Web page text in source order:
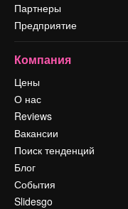
Партнеры
Предприятие
Компания
Цены
О нас
Reviews
Вакансии
Поиск тенденций
Блог
События
Slidesgo